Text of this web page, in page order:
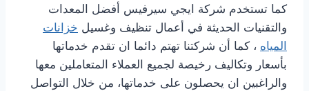
كما تستخدم شركة ايجي سيرفيس أفضل المعدات
والتقنيات الحديثة في أعمال تنظيف وغسيل خزانات
المياه ، كما أن شركتنا تهتم دائما ان تقدم خدماتها
بأسعار وتكاليف رخيصة لجميع العملاء المتعاملين معها
والراغبين ان يحصلون على خدماتها، من خلال التواصل